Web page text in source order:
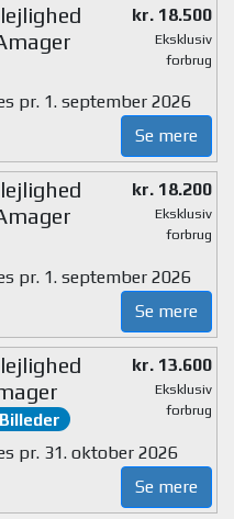
kr. 18.500
Eksklusiv
forbrug
pr. 1. september 2026
Se mere
kr. 18.200
Eksklusiv
forbrug
pr. 1. september 2026
Se mere
kr. 13.600
Eksklusiv
forbrug
pr. 31. oktober 2026
Se mere